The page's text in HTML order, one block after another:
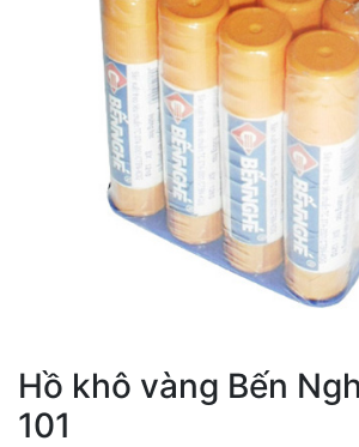
Hồ khô vàng Bến
101